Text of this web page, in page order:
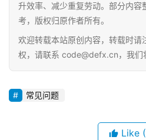
问
答
升效率、减少重复劳动。部分内容
考，版权归原作者所有。
欢迎转载本站原创内容，转载时请
权，请联系 code@defx.cn，我们
常见问题
Like